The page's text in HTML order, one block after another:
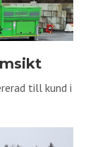
till kund i